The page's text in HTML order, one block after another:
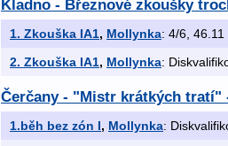
Kladno - Březnové zkoušky
1. Zkouška IA1, Mollynka: 4/6,
2. Zkouška IA1, Mollynka:
Čerčany - "Mistr krátkých tratí"
1.běh bez zón I, Mollynka: